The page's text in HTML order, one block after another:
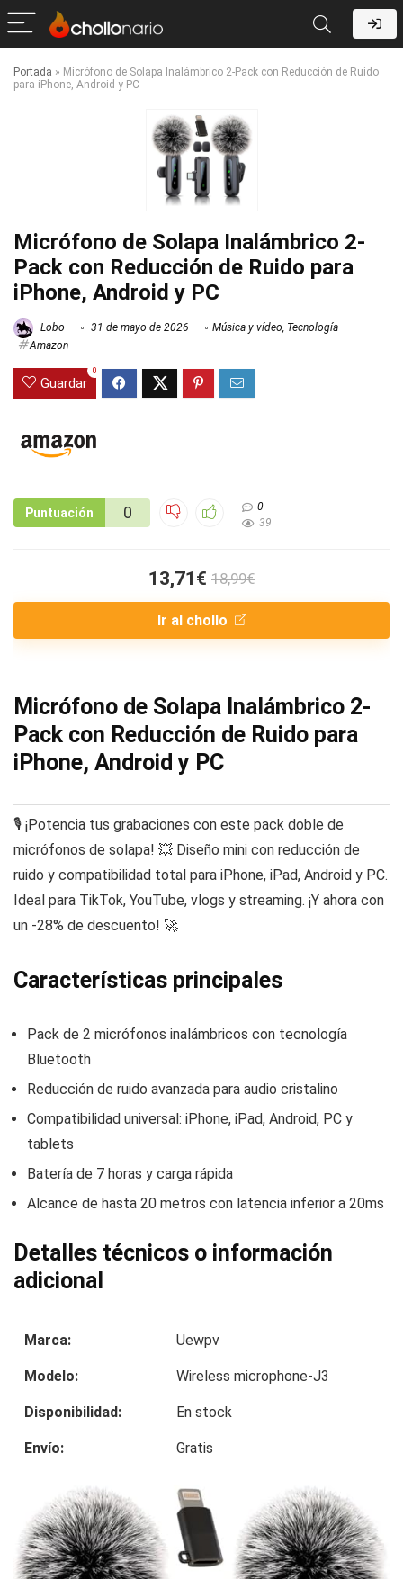
Portada » Micrófono de Solapa Inalámbrico 2-Pack con Reducción de Ruido
para iPhone, Android y PC
Micrófono de Solapa Inalámbrico 2-
Pack con Reducción de Ruido para
iPhone, Android y PC
Lobo 31 de mayo de 2026 Música y vídeo, Tecnología
Amazon
Guardar
0
Puntuación 0
0
39
13,71€ 18,99€
Ir al chollo
Micrófono de Solapa Inalámbrico 2-
Pack con Reducción de Ruido para
iPhone, Android y PC
🎙️ ¡Potencia tus grabaciones con este pack doble de
micrófonos de solapa! 💥 Diseño mini con reducción de
ruido y compatibilidad total para iPhone, iPad, Android y PC.
Ideal para TikTok, YouTube, vlogs y streaming. ¡Y ahora con
un -28% de descuento! 🚀
Características principales
Pack de 2 micrófonos inalámbricos con tecnología
Bluetooth
Reducción de ruido avanzada para audio cristalino
Compatibilidad universal: iPhone, iPad, Android, PC y
tablets
Batería de 7 horas y carga rápida
Alcance de hasta 20 metros con latencia inferior a 20ms
Detalles técnicos o información
adicional
Marca: Uewpv
Modelo: Wireless microphone-J3
Disponibilidad: En stock
Envío: Gratis